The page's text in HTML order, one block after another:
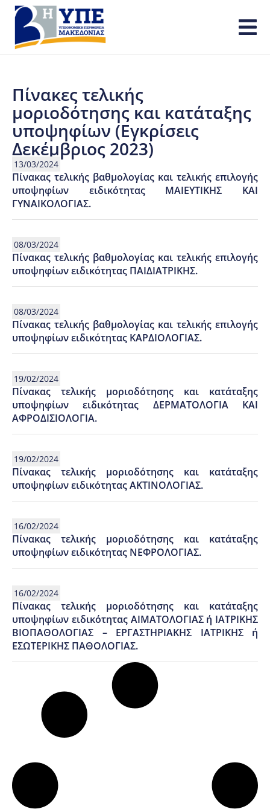
Πίνακες τελικής
μοριοδότησης και κατάταξης
υποψηφίων (Εγκρίσεις
Δεκέμβριος 2023)
13/03/2024
Πίνακας τελικής βαθμολογίας και τελικής επιλογής
υποψηφίων ειδικότητας ΜΑΙΕΥΤΙΚΗΣ ΚΑΙ
ΓΥΝΑΙΚΟΛΟΓΙΑΣ.
08/03/2024
Πίνακας τελικής βαθμολογίας και τελικής επιλογής
υποψηφίων ειδικότητας ΠΑΙΔΙΑΤΡΙΚΗΣ.
08/03/2024
Πίνακας τελικής βαθμολογίας και τελικής επιλογής
υποψηφίων ειδικότητας ΚΑΡΔΙΟΛΟΓΙΑΣ.
19/02/2024
Πίνακας τελικής μοριοδότησης και κατάταξης
υποψηφίων ειδικότητας ΔΕΡΜΑΤΟΛΟΓΙΑ ΚΑΙ
ΑΦΡΟΔΙΣΙΟΛΟΓΙΑ.
19/02/2024
Πίνακας τελικής μοριοδότησης και κατάταξης
υποψηφίων ειδικότητας ΑΚΤΙΝΟΛΟΓΙΑΣ.
16/02/2024
Πίνακας τελικής μοριοδότησης και κατάταξης
υποψηφίων ειδικότητας ΝΕΦΡΟΛΟΓΙΑΣ.
16/02/2024
Πίνακας τελικής μοριοδότησης και κατάταξης
υποψηφίων ειδικότητας ΑΙΜΑΤΟΛΟΓΙΑΣ ή ΙΑΤΡΙΚΗΣ
ΒΙΟΠΑΘΟΛΟΓΙΑΣ – ΕΡΓΑΣΤΗΡΙΑΚΗΣ ΙΑΤΡΙΚΗΣ ή
ΕΣΩΤΕΡΙΚΗΣ ΠΑΘΟΛΟΓΙΑΣ.